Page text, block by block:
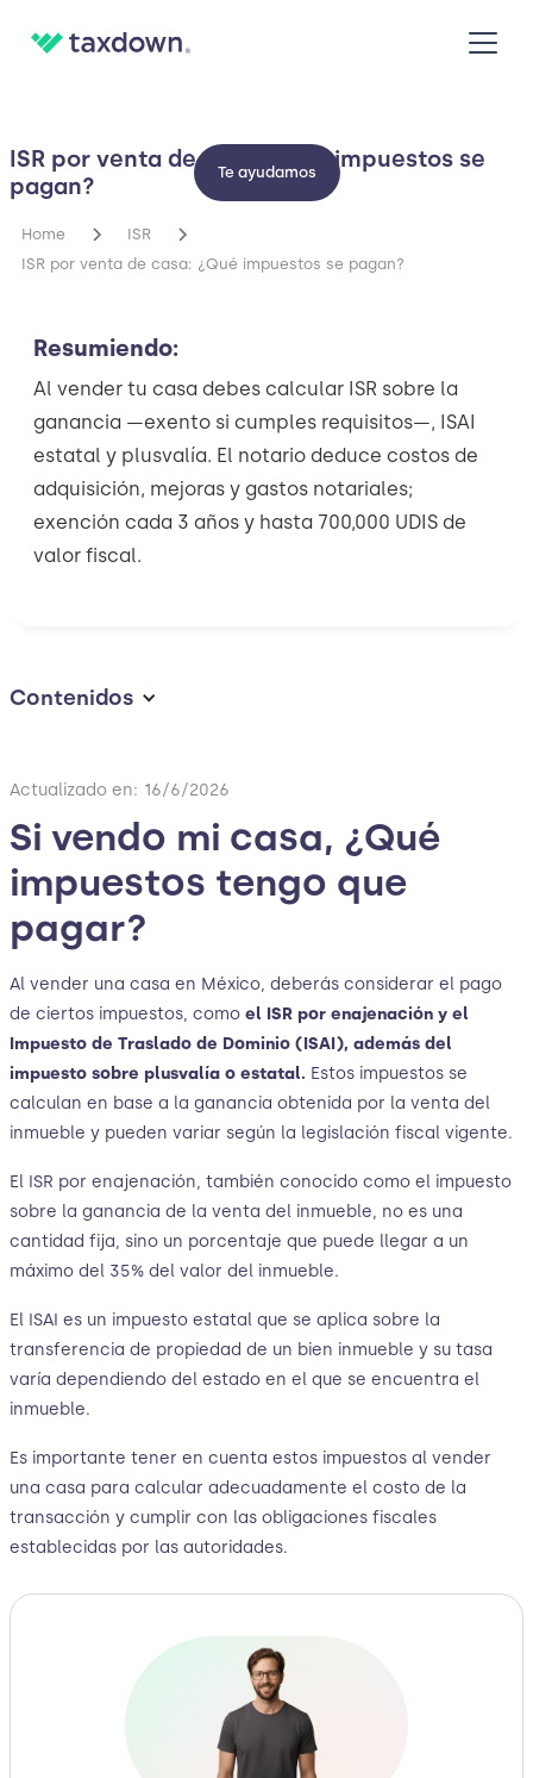
ISR por venta de casa: ¿Qué impuestos se
pagan?
Te ayudamos
Home
ISR
ISR por venta de casa: ¿Qué impuestos se pagan?
Resumiendo:
Al vender tu casa debes calcular ISR sobre la
ganancia —exento si cumples requisitos—, ISAI
estatal y plusvalía. El notario deduce costos de
adquisición, mejoras y gastos notariales;
exención cada 3 años y hasta 700,000 UDIS de
valor fiscal.
Contenidos
Actualizado en: 16/6/2026
Si vendo mi casa, ¿Qué
impuestos tengo que
pagar?
Al vender una casa en México, deberás considerar el pago
de ciertos impuestos, como el ISR por enajenación y el
Impuesto de Traslado de Dominio (ISAI), además del
impuesto sobre plusvalía o estatal. Estos impuestos se
calculan en base a la ganancia obtenida por la venta del
inmueble y pueden variar según la legislación fiscal vigente.
El ISR por enajenación, también conocido como el impuesto
sobre la ganancia de la venta del inmueble, no es una
cantidad fija, sino un porcentaje que puede llegar a un
máximo del 35% del valor del inmueble.
El ISAI es un impuesto estatal que se aplica sobre la
transferencia de propiedad de un bien inmueble y su tasa
varía dependiendo del estado en el que se encuentra el
inmueble.
Es importante tener en cuenta estos impuestos al vender
una casa para calcular adecuadamente el costo de la
transacción y cumplir con las obligaciones fiscales
establecidas por las autoridades.